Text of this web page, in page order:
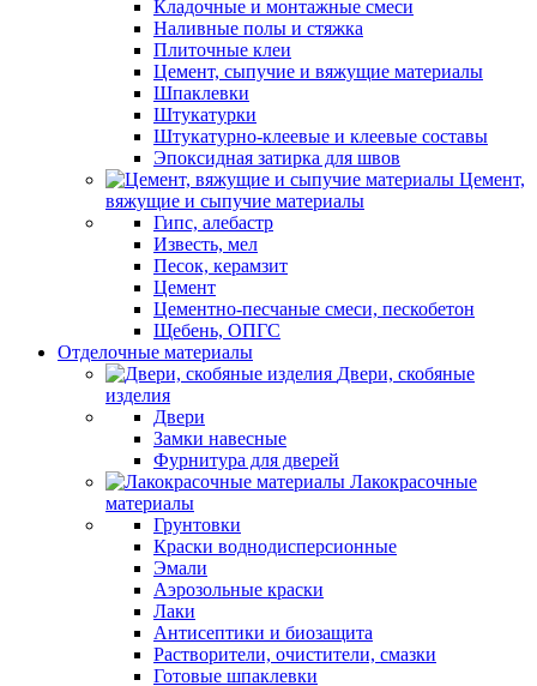
Кладочные и монтажные смеси
Наливные полы и стяжка
Плиточные клеи
Цемент, сыпучие и вяжущие материалы
Шпаклевки
Штукатурки
Штукатурно-клеевые и клеевые составы
Эпоксидная затирка для швов
Цемент,
вяжущие и сыпучие материалы
Гипс, алебастр
Известь, мел
Песок, керамзит
Цемент
Цементно-песчаные смеси, пескобетон
Щебень, ОПГС
Отделочные материалы
Двери, скобяные
изделия
Двери
Замки навесные
Фурнитура для дверей
Лакокрасочные
материалы
Грунтовки
Краски воднодисперсионные
Эмали
Аэрозольные краски
Лаки
Антисептики и биозащита
Растворители, очистители, смазки
Готовые шпаклевки